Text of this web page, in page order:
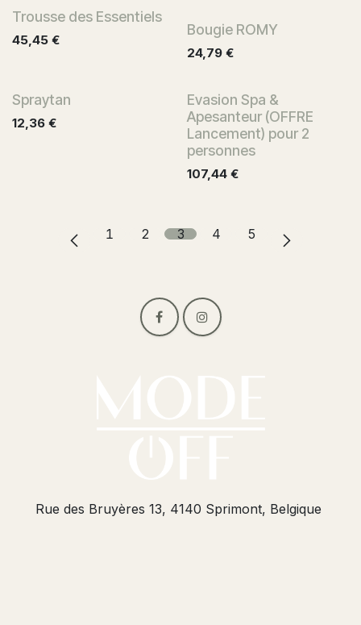
Trousse des Essentiels
45,45 €
Bougie ROMY
24,79€
Spraytan
12,36 €
Evasion Spa &
Apesanteur (OFFRE
Lancement) pour 2
personnes
107,44€
1 2 3 4 5
Rue des Bruyères 13, 4140 Sprimont, Belgique